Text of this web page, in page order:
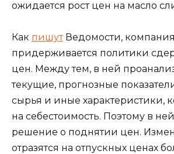
ожидается рост цен на масло
Как пишутВедомости, компания
придерживается политики
цен. Между тем, в ней
текущие, прогнозные
сырья и иные характеристики,
на себестоимость. Поэтому в
решение о поднятии цен.
отразятся на отпускных ценах